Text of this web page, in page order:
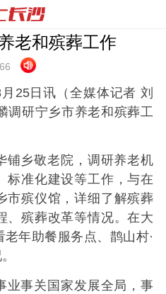
老和殡葬工作
25日讯（全媒体记者 刘
调研宁乡市养老和殡葬工
铺乡敬老院，调研养老机
标准化建设等工作，与在
市殡仪馆，详细了解殡葬
、殡葬改革等情况。在大
年助餐服务点、鹊山村·
业事关国家发展全局，事